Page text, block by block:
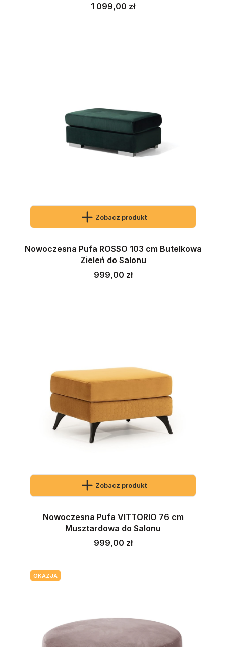
Cena
1 099,00 zł
Zobacz produkt
Nowoczesna Pufa ROSSO 103 cm Butelkowa
Zieleń do Salonu
Cena
999,00 zł
Zobacz produkt
Nowoczesna Pufa VITTORIO 76 cm
Musztardowa do Salonu
Cena
999,00 zł
OKAZJA